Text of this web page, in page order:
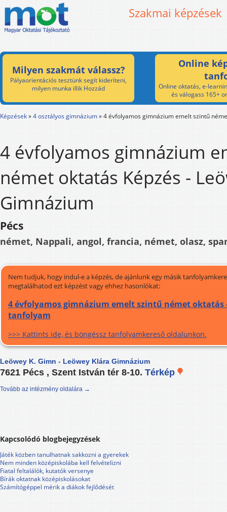
Szakmai képzések
Milyen szakmát válassz?
Pályaorientációs tesztünk segít kideríteni,
milyen munka illik Hozzád
Online
Online oktatás, e-
és válogass 165+
Képzések»4 osztályos gimnázium»4 évfolyamos gimnázium emelt szintű
4 évfolyamos gimnázium
német oktatás Képzés -
Gimnázium
Pécs
német, Nappali, angol, francia, német, olasz,
Nem tudjuk, hogy indul-e a képzés, de ajánlunk egy másik
megtalálhatod ezt képzést vagy ehhez hasonlókat:
4 évfolyamos gimnázium emelt szintű német oktatás
tanfolyam
>>> Kattints ide, és böngéssz tanfolyamkereső oldalunkon.
Leöwey K. Gimn - Leöwey Klára Gimnázium
7621 Pécs , Szent István tér 8-10. Térkép
Tovább az intézmény oldalára →
Kapcsolódó blogbejegyzések
Játék közben tanulhatnak sakkozni a gyerekek
Nem minden középiskolába kell felvételizni
Fiatal feltalálók, kutatók versenye
Bírák oktatnak középiskolásokat
Számítógéppel mérik a diákok fejlődését